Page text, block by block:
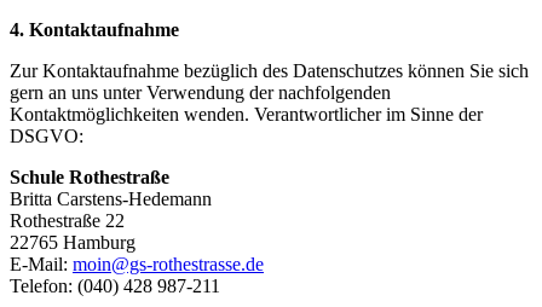
4. Kontaktaufnahme
Zur Kontaktaufnahme bezüglich des Datenschutzes können Sie sich
gern an uns unter Verwendung der nachfolgenden
Kontaktmöglichkeiten wenden. Verantwortlicher im Sinne der
DSGVO:
Schule Rothestraße
Britta Carstens-Hedemann
Rothestraße 22
22765 Hamburg
E-Mail: moin@gs-rothestrasse.de
Telefon: (040) 428 987-211